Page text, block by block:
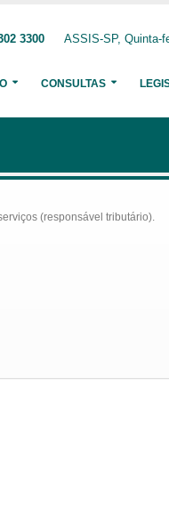
3300 ASSIS-SP, Quinta-
CONSULTAS
(responsável tributário).